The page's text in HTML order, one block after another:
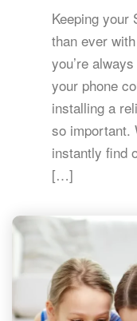
Keeping your
than ever
you’re
your phone
installing a
so important.
instantly find
[…]